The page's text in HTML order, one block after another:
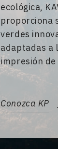
ecológica,
proporciona
verdes
adaptadas a
impresión
Conozca KP